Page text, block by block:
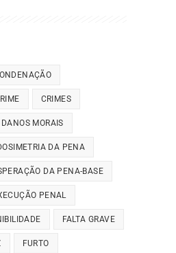
CRIMES
DANOS MORAIS
DA PENA
DA PENA-BASE
PENAL
FALTA GRAVE
FURTO